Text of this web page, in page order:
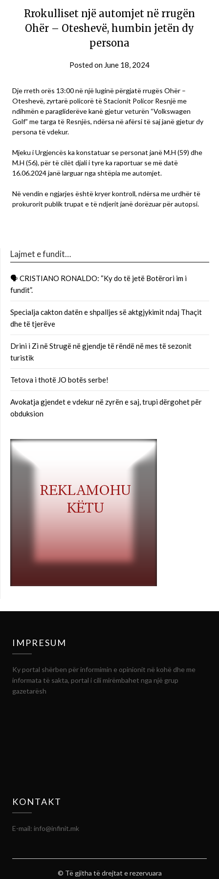
Rrokulliset një automjet në rrugën
Ohër – Oteshevë, humbin jetën dy
persona
Posted on June 18, 2024
Dje rreth orës 13:00 në një luginë përgjatë rrugës Ohër –
Oteshevë, zyrtarë policorë të Stacionit Policor Resnjë me
ndihmën e paragliderëve kanë gjetur veturën “Volkswagen
Golf” me targa të Resnjës, ndërsa në afërsi të saj janë gjetur dy
persona të vdekur.
Mjeku i Urgjencës ka konstatuar se personat janë M.H (59) dhe
M.H (56), për të cilët djali i tyre ka raportuar se më datë
16.06.2024 janë larguar nga shtëpia me automjet.
Në vendin e ngjarjes është kryer kontroll, ndërsa me urdhër të
prokurorit publik trupat e të ndjerit janë dorëzuar për autopsi.
Lajmet e fundit…
🗣 CRISTIANO RONALDO: “Ky do të jetë Botërori im i
fundit”.
Specialja cakton datën e shpalljes së aktgjykimit ndaj Thaçit
dhe të tjerëve
Drini i Zi në Strugë në gjendje të rëndë në mes të sezonit
turistik
Tetova i thotë JO botës serbe!
Avokatja gjendet e vdekur në zyrën e saj, trupi dërgohet për
obduksion
IMPRESUM
Ky portal shërben për informimin e opinionit në kohë dhe me
informata të sakta, portal i cili mirëmbahet nga një grup
gazetarësh
KONTAKT
E-mail: info@infinit.mk
© Të gjitha të drejtat e rezervuara